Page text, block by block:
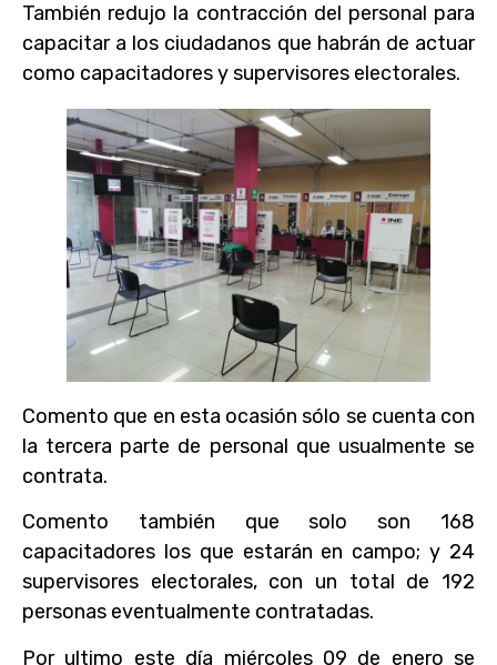
También redujo la contracción del personal para
capacitar a los ciudadanos que habrán de actuar
como capacitadores y supervisores electorales.
Comento que en esta ocasión sólo se cuenta con
la tercera parte de personal que usualmente se
contrata.
Comento también que solo son 168
capacitadores los que estarán en campo; y 24
supervisores electorales, con un total de 192
personas eventualmente contratadas.
Por ultimo este día miércoles 09 de enero se